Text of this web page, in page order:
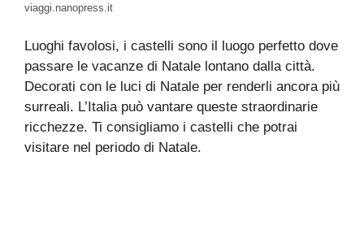
viaggi.nanopress.it
Luoghi favolosi, i castelli sono il luogo perfetto dove
passare le vacanze di Natale lontano dalla città.
Decorati con le luci di Natale per renderli ancora più
surreali. L’Italia può vantare queste straordinarie
ricchezze. Ti consigliamo i castelli che potrai
visitare nel periodo di Natale.